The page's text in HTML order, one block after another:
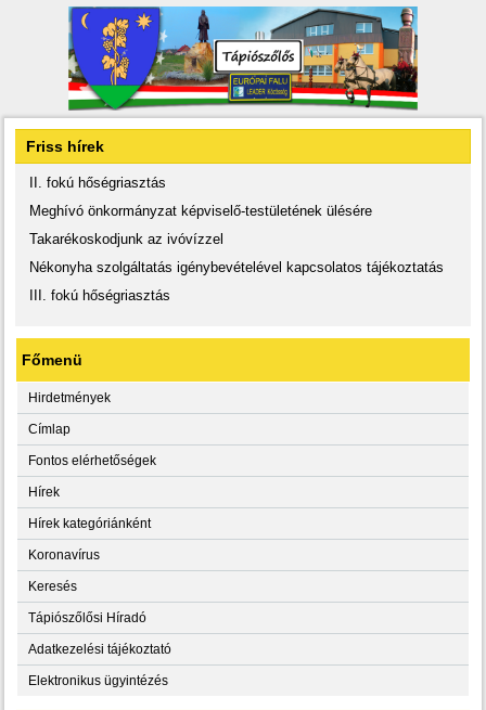
Friss hírek
II. fokú hőségriasztás
Meghívó önkormányzat képviselő-testületének ülésére
Takarékoskodjunk az ivóvízzel
Nékonyha szolgáltatás igénybevételével kapcsolatos tájékoztatás
III. fokú hőségriasztás
Főmenü
Hirdetmények
Címlap
Fontos elérhetőségek
Hírek
Hírek kategóriánként
Koronavírus
Keresés
Tápiószőlősi Híradó
Adatkezelési tájékoztató
Elektronikus ügyintézés